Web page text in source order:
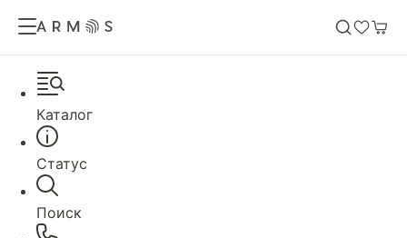
Каталог
Статус
Поиск